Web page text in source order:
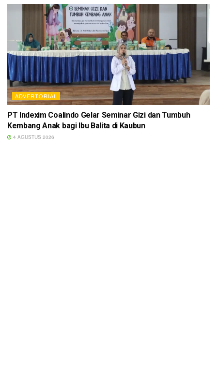
ADVERTORIAL
PT Indexim Coalindo Gelar Seminar Gizi dan Tumbuh
Kembang Anak bagi Ibu Balita di Kaubun
4 AGUSTUS 2026